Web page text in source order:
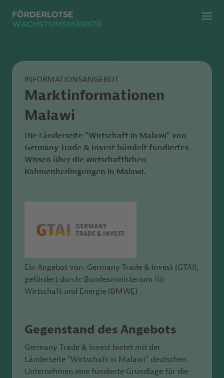
Menü
INFORMATIONSANGEBOT
Marktinformationen
Malawi
Die Länderseite "Wirtschaft in Malawi" von
Germany Trade & Invest bündelt fundiertes
Wissen über die wirtschaftlichen
Rahmenbedingungen in Malawi.
Ein Angebot von: Germany Trade & Invest (GTAI),
gefördert durch: Bundesministerium für
Wirtschaft und Energie (BMWE)
Gegenstand des Angebots
Germany Trade & Invest bietet mit der
Länderseite "Wirtschaft in Malawi" deutschen
Unternehmen eine fundierte Grundlage für die